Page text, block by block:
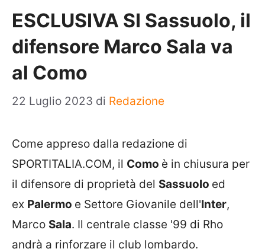
ESCLUSIVA SI Sassuolo, il
difensore Marco Sala va
al Como
22 Luglio 2023 di Redazione
Come appreso dalla redazione di
SPORTITALIA.COM, il Como è in chiusura per
il difensore di proprietà del Sassuolo ed
ex Palermo e Settore Giovanile dell'Inter,
Marco Sala. Il centrale classe '99 di Rho
andrà a rinforzare il club lombardo.